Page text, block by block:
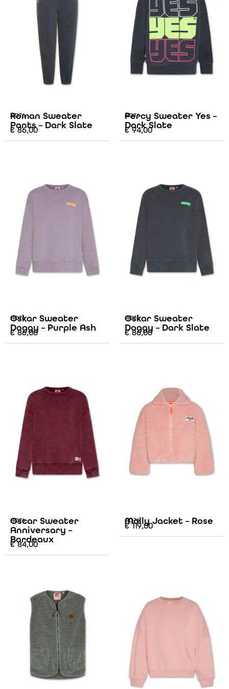
AO76
Roman Sweater
Pants – Dark Slate
€86,00
AO76
Percy Sweater Yes –
Dark Slate
€94,00
AO76
Oskar Sweater
Doggy – Purple Ash
€86,00
AO76
Oskar Sweater
Doggy – Dark Slate
€86,00
AO76
Oscar Sweater
Anniversary –
Bordeaux
€84,00
AO76
Molly Jacket – Rose
€119,00